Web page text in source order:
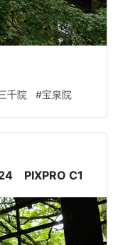
千院 #宝泉院
PIXPRO C1